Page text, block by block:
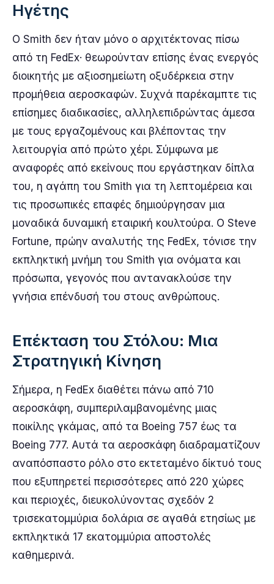
Ηγέτης
Ο Smith δεν ήταν μόνο ο αρχιτέκτονας πίσω
από τη FedEx· θεωρούνταν επίσης ένας ενεργός
διοικητής με αξιοσημείωτη οξυδέρκεια στην
προμήθεια αεροσκαφών. Συχνά παρέκαμπτε τις
επίσημες διαδικασίες, αλληλεπιδρώντας άμεσα
με τους εργαζομένους και βλέποντας την
λειτουργία από πρώτο χέρι. Σύμφωνα με
αναφορές από εκείνους που εργάστηκαν δίπλα
του, η αγάπη του Smith για τη λεπτομέρεια και
τις προσωπικές επαφές δημιούργησαν μια
μοναδικά δυναμική εταιρική κουλτούρα. Ο Steve
Fortune, πρώην αναλυτής της FedEx, τόνισε την
εκπληκτική μνήμη του Smith για ονόματα και
πρόσωπα, γεγονός που αντανακλούσε την
γνήσια επένδυσή του στους ανθρώπους.
Επέκταση του Στόλου: Μια
Στρατηγική Κίνηση
Σήμερα, η FedEx διαθέτει πάνω από 710
αεροσκάφη, συμπεριλαμβανομένης μιας
ποικίλης γκάμας, από τα Boeing 757 έως τα
Boeing 777. Αυτά τα αεροσκάφη διαδραματίζουν
αναπόσπαστο ρόλο στο εκτεταμένο δίκτυό τους
που εξυπηρετεί περισσότερες από 220 χώρες
και περιοχές, διευκολύνοντας σχεδόν 2
τρισεκατομμύρια δολάρια σε αγαθά ετησίως με
εκπληκτικά 17 εκατομμύρια αποστολές
καθημερινά.